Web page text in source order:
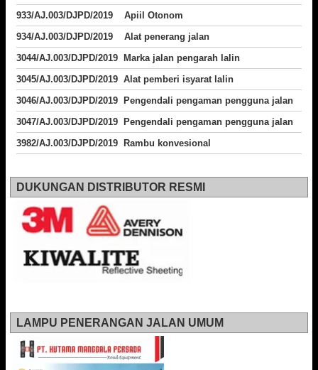
933/AJ.003/DJPD/2019 Apiil Otonom
934/AJ.003/DJPD/2019 Alat penerang jalan
3044/AJ.003/DJPD/2019 Marka jalan pengarah lalin
3045/AJ.003/DJPD/2019 Alat pemberi isyarat lalin
3046/AJ.003/DJPD/2019 Pengendali pengaman pengguna jalan
3047/AJ.003/DJPD/2019 Pengendali pengaman pengguna jalan
3982/AJ.003/DJPD/2019 Rambu konvesional
DUKUNGAN DISTRIBUTOR RESMI
LAMPU PENERANGAN JALAN UMUM